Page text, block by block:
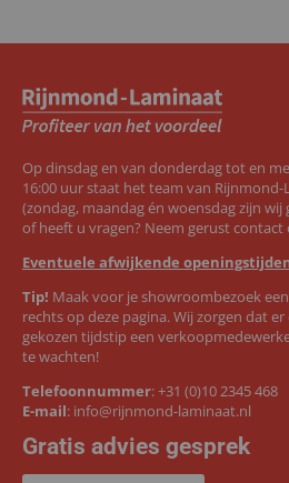
Op dinsdag en van donderdag tot en
16:00 uur staat het team van
(zondag, maandag én woensdag zijn
of heeft u vragen? Neem gerust contact
Eventuele afwijkende
Tip! Maak voor je showroombezoek
rechts op deze pagina. Wij zorgen dat
gekozen tijdstip een
te wachten!
Telefoonnummer:+31 (0)10 2345 468
E-mail: info@rijnmond-laminaat.nl
Gratis advies gesprek